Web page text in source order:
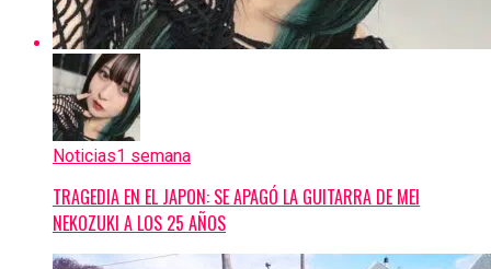
Noticias1 semana
TRAGEDIA EN EL JAPON: SE APAGÓ LA GUITARRA DE MEI
NEKOZUKI A LOS 25 AÑOS